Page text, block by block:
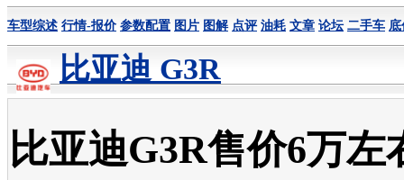
车型综述 行情-报价 参数配置 图片 图解 点评 油耗 文章 论坛 二手车 底
比亚迪 G3R
比亚迪G3R售价6万左